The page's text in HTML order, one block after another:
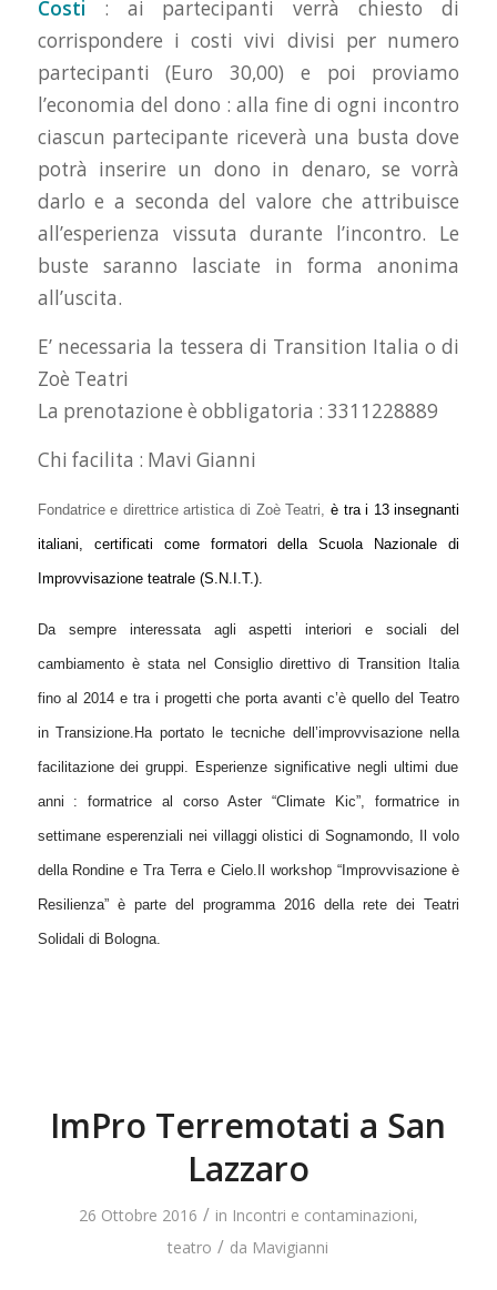
Costi : ai partecipanti verrà chiesto di
corrispondere i costi vivi divisi per numero
partecipanti (Euro 30,00) e poi proviamo
l’economia del dono : alla fine di ogni incontro
ciascun partecipante riceverà una busta dove
potrà inserire un dono in denaro, se vorrà
darlo e a seconda del valore che attribuisce
all’esperienza vissuta durante l’incontro. Le
buste saranno lasciate in forma anonima
all’uscita.
E’ necessaria la tessera di Transition Italia o di
Zoè Teatri
La prenotazione è obbligatoria : 3311228889
Chi facilita : Mavi Gianni
Fondatrice e direttrice artistica di Zoè Teatri, è tra i 13 insegnanti
italiani, certificati come formatori della Scuola Nazionale di
Improvvisazione teatrale (S.N.I.T.).
Da sempre interessata agli aspetti interiori e sociali del
cambiamento è stata nel Consiglio direttivodi Transition Italia
fino al 2014 e tra i progetti che porta avanti c’è quello del Teatro
in Transizione.Ha portato le tecniche dell’improvvisazionenella
facilitazione dei gruppi. Esperienze significative negli ultimi due
anni :formatrice al corso Aster “Climate Kic”, formatrice in
settimane esperenziali nei villaggi olistici di Sognamondo, l volo
della Rondine e Tra Terra e Cielo.Il workshop “Improvvisazione è
Resilienza” è parte del programma 2016 della rete dei Teatri
Solidali di Bol ogna.
ImPro Terremotati a San
Lazzaro
26 Ottobre 2016 / in Incontri e contaminazioni,
teatro / da Mavigianni